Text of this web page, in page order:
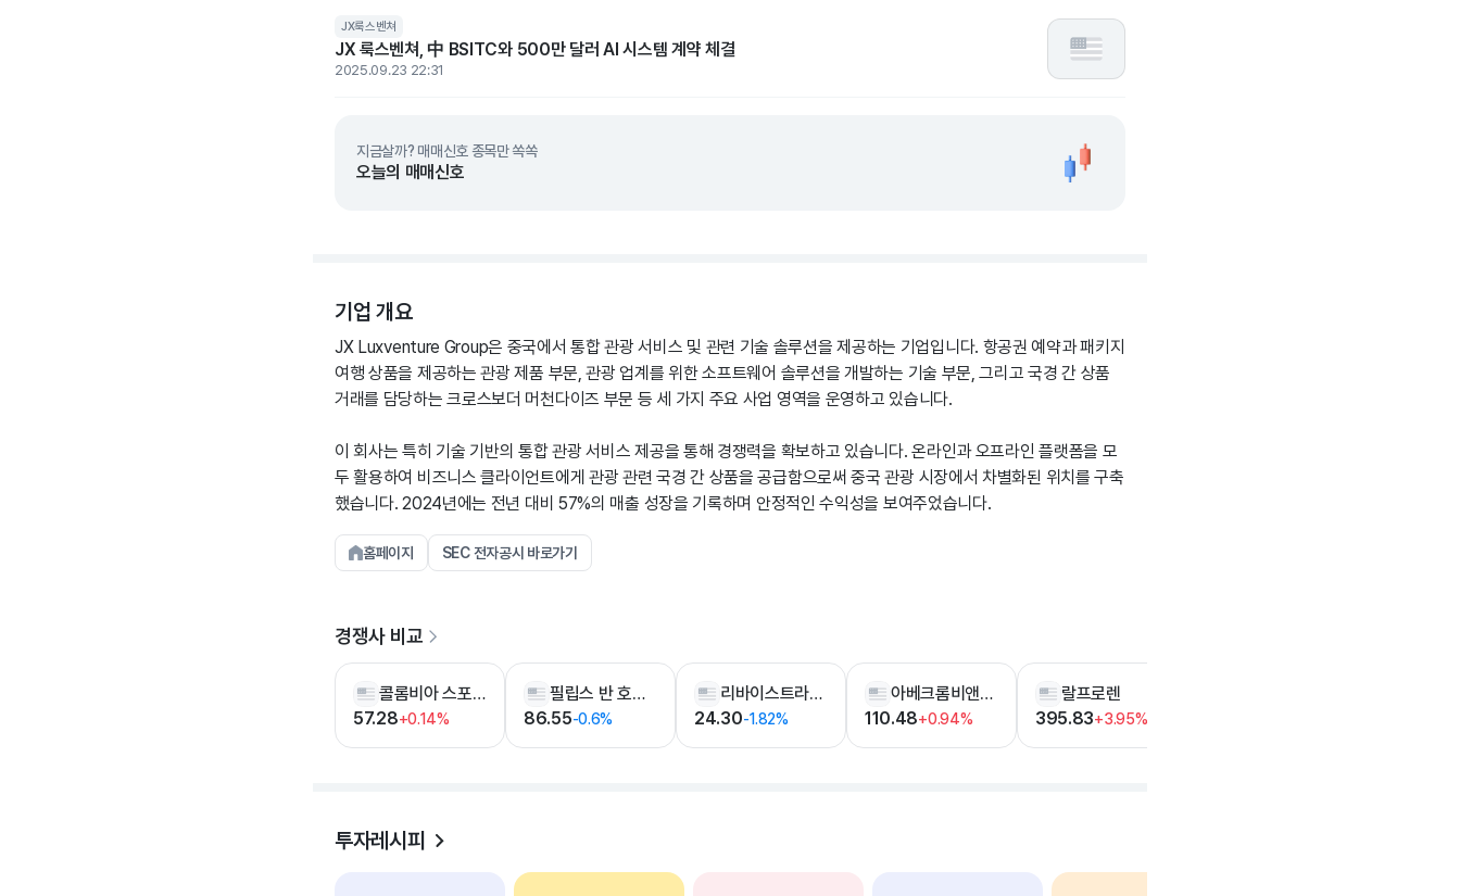
JX룩스벤쳐
JX 룩스벤쳐, 中 BSITC와 500만 달러 AI 시스템 계약 체결
2025.09.23 22:31
지금살까? 매매신호 종목만 쏙쏙
오늘의 매매신호
기업 개요
JX Luxventure Group은 중국에서 통합 관광 서비스 및 관련 기술 솔루션을 제공하는 기업입니다. 항공권 예약과 패키지
여행 상품을 제공하는 관광 제품 부문, 관광 업계를 위한 소프트웨어 솔루션을 개발하는 기술 부문, 그리고 국경 간 상품
거래를 담당하는 크로스보더 머천다이즈 부문 등 세 가지 주요 사업 영역을 운영하고 있습니다.
이 회사는 특히 기술 기반의 통합 관광 서비스 제공을 통해 경쟁력을 확보하고 있습니다. 온라인과 오프라인 플랫폼을 모
두 활용하여 비즈니스 클라이언트에게 관광 관련 국경 간 상품을 공급함으로써 중국 관광 시장에서 차별화된 위치를 구축
했습니다. 2024년에는 전년 대비 57%의 매출 성장을 기록하며 안정적인 수익성을 보여주었습니다.
홈페이지 SEC 전자공시 바로가기
경쟁사 비교
콜롬비아 스포츠웨어
57.28+0.14%
필립스 반 호이젠
86.55-0.6%
리바이스트라우스 앤 코
24.30-1.82%
아베크롬비앤피치
110.48+0.94%
랄프로렌
395.83+3.95%
투자레시피